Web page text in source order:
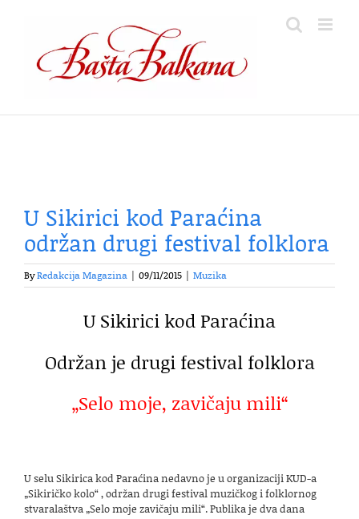
content
U Sikirici kod Paraćina
održan drugi festival folklora
ByRedakcija Magazina 09/11/2015 Muzika
U Sikirici kod Paraćina
Održan je drugi festival folklora
„Selo moje, zavičaju mili“
U selu Sikirica kod Paraćina nedavno je u organizaciji KUD-a
„Sikiričko kolo“ , održan drugi festival muzičkog i folklornog
stvaralaštva „Selo moje zavičaju mili“. Publika je dva dana